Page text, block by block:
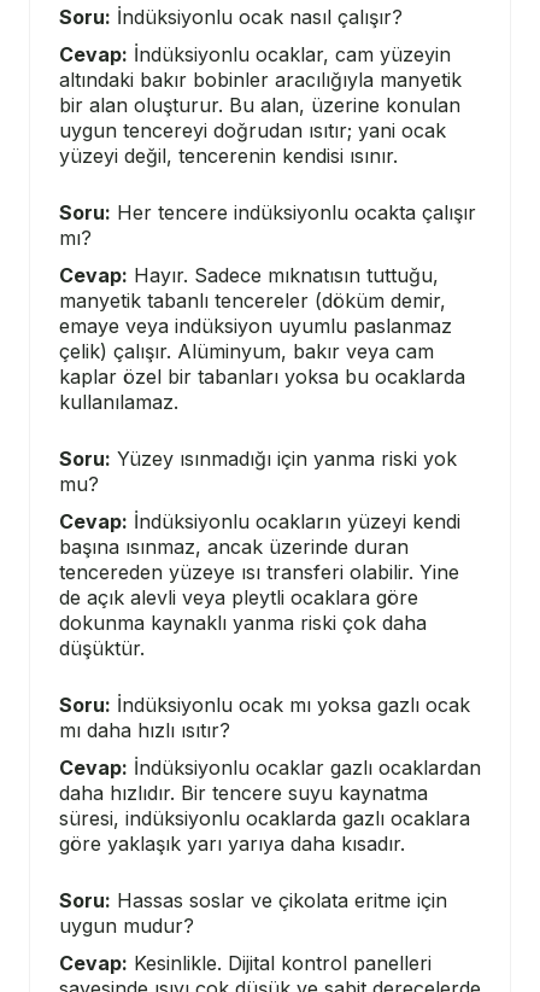
Soru: İndüksiyonlu ocak nasıl çalışır?
Cevap: İndüksiyonlu ocaklar, cam yüzeyin
altındaki bakır bobinler aracılığıyla manyetik
bir alan oluşturur. Bu alan, üzerine konulan
uygun tencereyi doğrudan ısıtır; yani ocak
yüzeyi değil, tencerenin kendisi ısınır.
Soru: Her tencere indüksiyonlu ocakta çalışır
mı?
Cevap: Hayır. Sadece mıknatısın tuttuğu,
manyetik tabanlı tencereler (döküm demir,
emaye veya indüksiyon uyumlu paslanmaz
çelik) çalışır. Alüminyum, bakır veya cam
kaplar özel bir tabanları yoksa bu ocaklarda
kullanılamaz.
Soru: Yüzey ısınmadığı için yanma riski yok
mu?
Cevap: İndüksiyonlu ocakların yüzeyi kendi
başına ısınmaz, ancak üzerinde duran
tencereden yüzeye ısı transferi olabilir. Yine
de açık alevli veya pleytli ocaklara göre
dokunma kaynaklı yanma riski çok daha
düşüktür.
Soru: İndüksiyonlu ocak mı yoksa gazlı ocak
mı daha hızlı ısıtır?
Cevap: İndüksiyonlu ocaklar gazlı ocaklardan
daha hızlıdır. Bir tencere suyu kaynatma
süresi, indüksiyonlu ocaklarda gazlı ocaklara
göre yaklaşık yarı yarıya daha kısadır.
Soru: Hassas soslar ve çikolata eritme için
uygun mudur?
Cevap: Kesinlikle. Dijital kontrol panelleri